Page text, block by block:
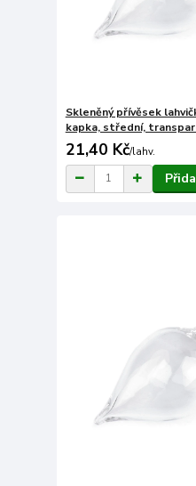
Skleněný přívěsek
kapka, střední,
21,40 Kč/lahv.